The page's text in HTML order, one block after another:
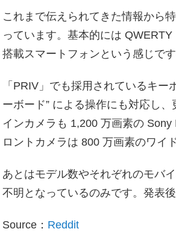
これまで伝えられてきた情報から
っています。基本的には
搭載スマートフォンという感じです
「PRIV」でも採用されているキ
ーボード” による操作にも対応し
インカメラも 1,200 万画素の
ロントカメラは 800 万画素のワイ
あとはモデル数やそれぞれのモバ
不明となっているのみです。発表
Source： Reddit